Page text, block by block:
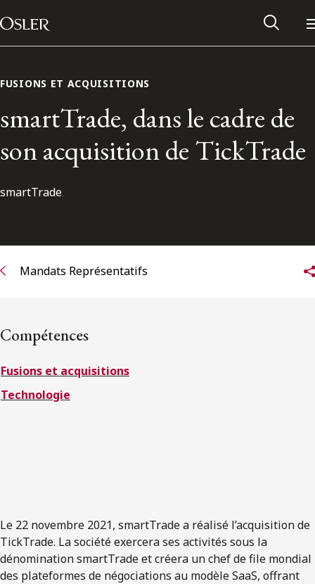
Passer au contenu
Main Navigation
Réseau des anciens d’Osler
S’abonner aux articles Osler
S’abonner
FUSIONS ET ACQUISITIONS
smartTrade, dans le cadre de
son acquisition de TickTrade
smartTrade
Mandats Représentatifs
Compétences
Fusions et acquisitions
Technologie
Le 22 novembre 2021, smartTrade a réalisé l’acquisition de
TickTrade. La société exercera ses activités sous la
dénomination smartTrade et créera un chef de file mondial
des plateformes de négociations au modèle SaaS, offrant